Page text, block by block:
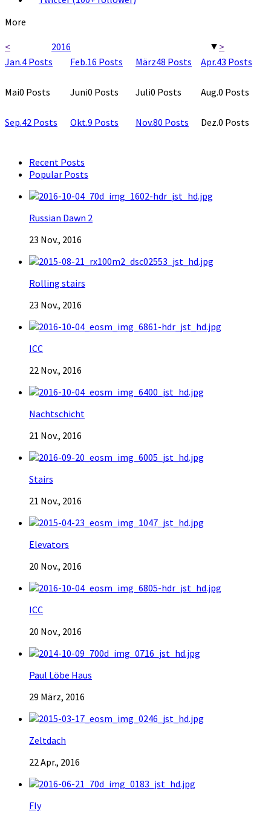
More
< 2016 ▼ >
Jan.4 Posts Feb.16 Posts März48 Posts Apr.43 Posts
Mai0 Posts Juni0 Posts Juli0 Posts Aug.0 Posts
Sep.42 Posts Okt.9 Posts Nov.80 Posts Dez.0 Posts
Recent Posts
Popular Posts
Russian Dawn 2
23 Nov., 2016
Rolling stairs
23 Nov., 2016
ICC
22 Nov., 2016
Nachtschicht
21 Nov., 2016
Stairs
21 Nov., 2016
Elevators
20 Nov., 2016
ICC
20 Nov., 2016
Paul Löbe Haus
29 März, 2016
Zeltdach
22 Apr., 2016
Fly